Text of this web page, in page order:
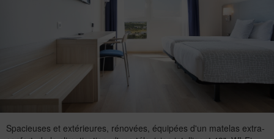
Spacieuses et extérieures, rénovées, équipées d'un matelas extra-